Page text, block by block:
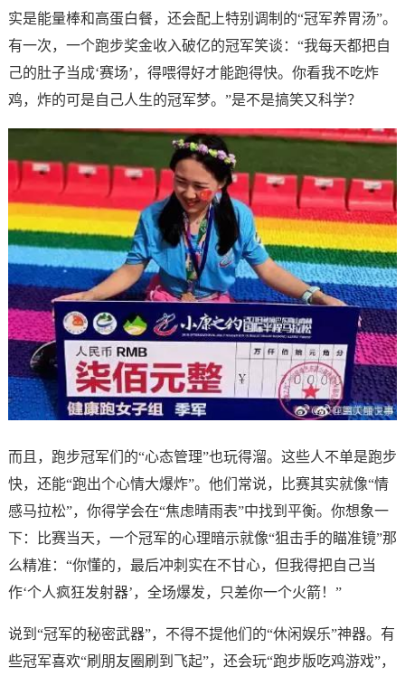
实是能量棒和高蛋白餐，还会配上特别调制的“冠军养胃汤”。
有一次，一个跑步奖金收入破亿的冠军笑谈：“我每天都把自
己的肚子当成‘赛场’，得喂得好才能跑得快。你看我不吃炸
鸡，炸的可是自己人生的冠军梦。”是不是搞笑又科学？
而且，跑步冠军们的“心态管理”也玩得溜。这些人不单是跑步
快，还能“跑出个心情大爆炸”。他们常说，比赛其实就像“情
感马拉松”，你得学会在“焦虑晴雨表”中找到平衡。你想象一
下：比赛当天，一个冠军的心理暗示就像“狙击手的瞄准镜”那
么精准：“你懂的，最后冲刺实在不甘心，但我得把自己当
作‘个人疯狂发射器’，全场爆发，只差你一个火箭！”
说到“冠军的秘密武器”，不得不提他们的“休闲娱乐”神器。有
些冠军喜欢“刷朋友圈刷到飞起”，还会玩“跑步版吃鸡游戏”，